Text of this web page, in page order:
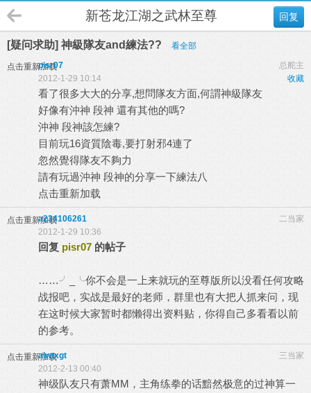
回复
新苍龙江湖之武林至尊
[疑问求助] 神級隊友and練法?? 看全部
点击重新加载 总舵主
pisr07
收藏
2012-1-29 10:14
看了很多大大的分享,想問隊友方面,何謂神級隊友
好像有沖神 段神 還有其他的嗎?
沖神 段神該怎練?
目前玩16資質陰毒,要打射邪4連了
忽然覺得隊友不夠力
請有玩過沖神 段神的分享一下練法八
点击重新加载
点击重新加载 二当家
a234106261
2012-1-29 10:36
回复 pisr07 的帖子
……╯_╰你不会是一上来就玩的至尊版所以没看任何攻略
战报吧，实战是最好的老师，群里也有大把人抓来问，现
在这时候大家暂时都懒得出资料贴，你得自己多看看以前
的参考。
点击重新加载 三当家
alwtxgt
2012-2-13 00:40
神级队友只有萧MM，主角练拳的话黯然极意的过神算一